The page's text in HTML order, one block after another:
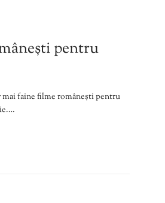
pentru
mai faine filme românești pentru